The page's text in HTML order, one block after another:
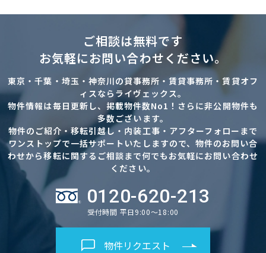
ご相談は無料です
お気軽にお問い合わせください。
東京・千葉・埼玉・神奈川の貸事務所・賃貸事務所・賃貸オフ
ィスならライヴェックス。
物件情報は毎日更新し、掲載物件数No1！さらに非公開物件も
多数ございます。
物件のご紹介・移転引越し・内装工事・アフターフォローまで
ワンストップで一括サポートいたしますので、物件のお問い合
わせから移転に関するご相談まで何でもお気軽にお問い合わせ
ください。
0120-620-213
受付時間 平日9:00～18:00
物件リクエスト